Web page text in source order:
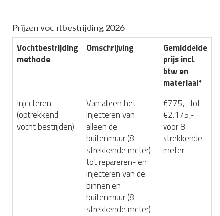
Prijzen vochtbestrijding 2026
Vochtbestrijding
methode
Omschrijving
Gemiddelde
prijs incl.
btw en
materiaal*
Injecteren
(optrekkend
vocht bestrijden)
Van alleen het
injecteren van
alleen de
buitenmuur (8
strekkende meter)
tot repareren- en
injecteren van de
binnen en
buitenmuur (8
strekkende meter)
€775,- tot
€2.175,-
voor 8
strekkende
meter